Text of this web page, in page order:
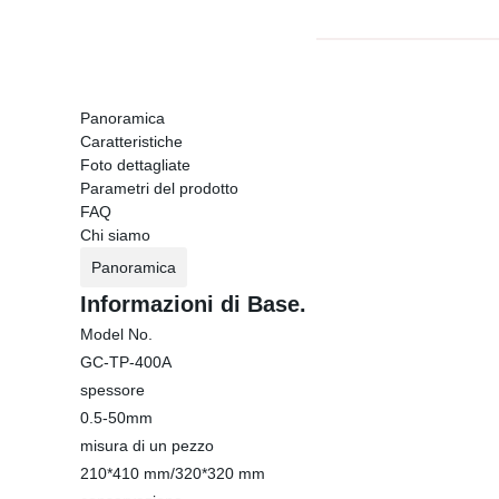
Panoramica
Caratteristiche
Foto dettagliate
Parametri del prodotto
FAQ
Chi siamo
Panoramica
Informazioni di Base.
Model No.
GC-TP-400A
spessore
0.5-50mm
misura di un pezzo
210*410 mm/320*320 mm